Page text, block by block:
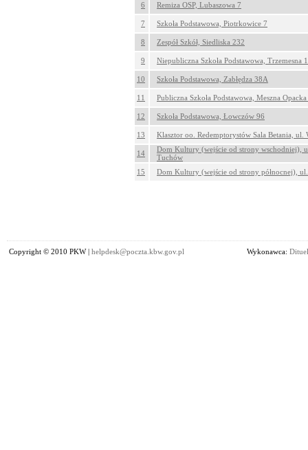
6 Remiza OSP, Lubaszowa 7
7 Szkoła Podstawowa, Piotrkowice 7
8 Zespół Szkół, Siedliska 232
9 Niepubliczna Szkoła Podstawowa, Trzemesna
10 Szkoła Podstawowa, Zabłędza 38A
11 Publiczna Szkoła Podstawowa, Meszna
12 Szkoła Podstawowa, Łowczów 96
13 Klasztor oo. Redemptorystów Sala Betania, ul.
14
Dom Kultury (wejście od strony wschodniej),
Tuchów
15
Dom Kultury (wejście od strony północnej),
Copyright © 2010 PKW | helpdesk@poczta.kbw.gov.pl Wykonawca: